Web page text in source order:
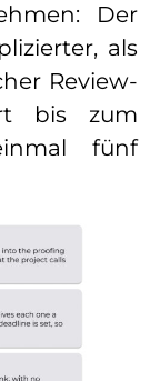
Der
als
Review-
bis zum
fünf